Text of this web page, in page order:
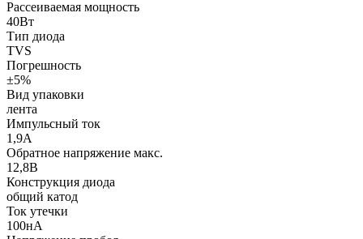
Рассеиваемая мощность
40Вт
Тип диода
TVS
Погрешность
±5%
Вид упаковки
лента
Импульсный ток
1,9А
Обратное напряжение макс.
12,8В
Конструкция диода
общий катод
Ток утечки
100нА